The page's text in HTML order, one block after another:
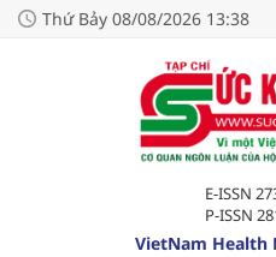
Thứ Bảy 08/08/2026 13:38
E-ISSN
P-ISSN
VietNam Health